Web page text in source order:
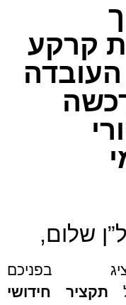
קרקע
שלום,
בפניכם
תקציר חידושי